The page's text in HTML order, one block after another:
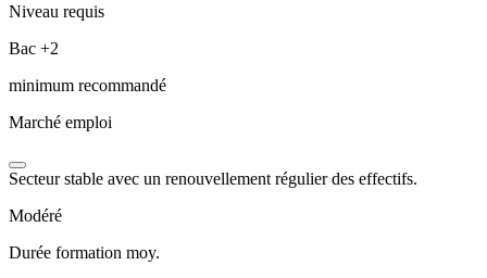
Niveau requis
Bac +2
minimum recommandé
Marché emploi
Secteur stable avec un renouvellement régulier des effectifs.
Modéré
Durée formation moy.